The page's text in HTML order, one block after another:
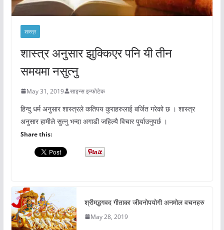
शास्त्र
शास्त्र अनुसार झुक्किएर पनि यी तीन
समयमा नसुत्नु
May 31, 2019 साइन्स इन्फोटेक
हिन्दु धर्म अनुसार शास्त्रले कतिपय कुराहरुलाई बर्जित गरेको छ । शास्त्र
अनुसार हामीले सुत्नु भन्दा अगाडी जहिल्यै विचार पुर्याउनुपर्छ ।
Share this:
श्रीमद्भगवद गीताका जीवनोपयोगी अनमोल वचनहरु
May 28, 2019